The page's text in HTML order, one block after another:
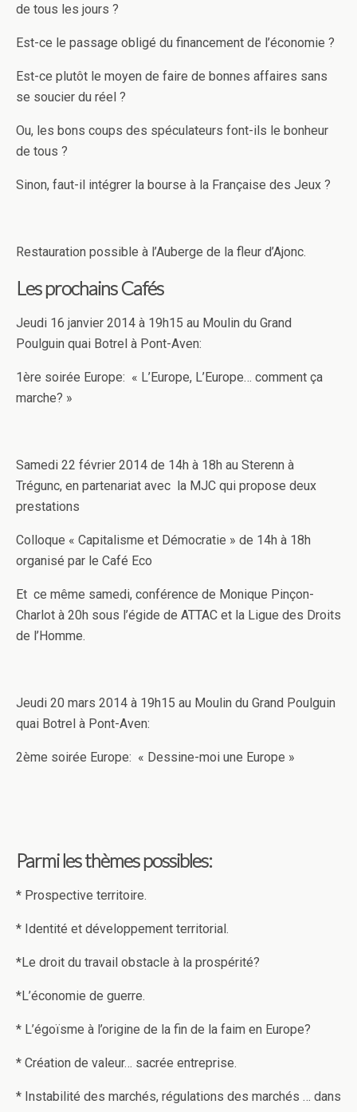
de tous les jours ?
Est-ce le passage obligé du financement de l’économie ?
Est-ce plutôt le moyen de faire de bonnes affaires sans
se soucier du réel ?
Ou, les bons coups des spéculateurs font-ils le bonheur
de tous ?
Sinon, faut-il intégrer la bourse à la Française des Jeux ?
Restauration possible à l’Auberge de la fleur d’Ajonc.
Les prochains Cafés
Jeudi 16 janvier 2014 à 19h15 au Moulin du Grand
Poulguin quai Botrel à Pont-Aven:
1ère soirée Europe: « L’Europe, L’Europe… comment ça
marche? »
Samedi 22 février 2014 de 14h à 18h au Sterenn à
Trégunc, en partenariat avec la MJC qui propose deux
prestations
Colloque « Capitalisme et Démocratie » de 14h à 18h
organisé par le Café Eco
Et ce même samedi, conférence de Monique Pinçon-
Charlot à 20h sous l’égide de ATTAC et la Ligue des Droits
de l’Homme.
Jeudi 20 mars 2014 à 19h15 au Moulin du Grand Poulguin
quai Botrel à Pont-Aven:
2ème soirée Europe: « Dessine-moi une Europe »
Parmi les thèmes possibles:
* Prospective territoire.
* Identité et développement territorial.
*Le droit du travail obstacle à la prospérité?
*L’économie de guerre.
* L’égoïsme à l’origine de la fin de la faim en Europe?
* Création de valeur… sacrée entreprise.
* Instabilité des marchés, régulations des marchés … dans